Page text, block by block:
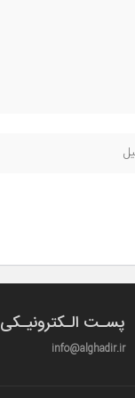
پسـت الـکترونیـکی
info@alghadir.ir